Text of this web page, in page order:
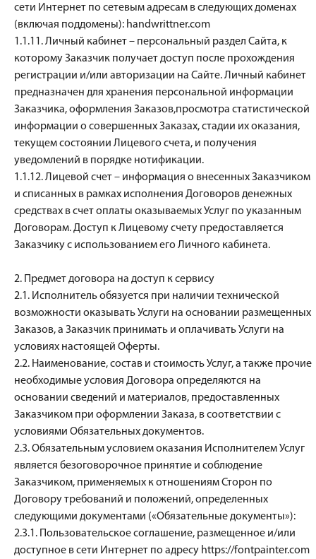
сети Интернет по сетевым адресам в следующих доменах
(включая поддомены): handwrittner.com
1.1.11. Личный кабинет – персональный раздел Сайта, к
которому Заказчик получает доступ после прохождения
регистрации и/или авторизации на Сайте. Личный кабинет
предназначен для хранения персональной информации
Заказчика, оформления Заказов,просмотра статистической
информации о совершенных Заказах, стадии их оказания,
текущем состоянии Лицевого счета, и получения
уведомлений в порядке нотификации.
1.1.12. Лицевой счет – информация о внесенных Заказчиком
и списанных в рамках исполнения Договоров денежных
средствах в счет оплаты оказываемых Услуг по указанным
Договорам. Доступ к Лицевому счету предоставляется
Заказчику с использованием его Личного кабинета.
2. Предмет договора на доступ к сервису
2.1. Исполнитель обязуется при наличии технической
возможности оказывать Услуги на основании размещенных
Заказов, а Заказчик принимать и оплачивать Услуги на
условиях настоящей Оферты.
2.2. Наименование, состав и стоимость Услуг, а также прочие
необходимые условия Договора определяются на
основании сведений и материалов, предоставленных
Заказчиком при оформлении Заказа, в соответствии с
условиями Обязательных документов.
2.3. Обязательным условием оказания Исполнителем Услуг
является безоговорочное принятие и соблюдение
Заказчиком, применяемых к отношениям Сторон по
Договору требований и положений, определенных
следующими документами («Обязательные документы»):
2.3.1. Пользовательское соглашение, размещенное и/или
доступное в сети Интернет по адресу https://fontpainter.com